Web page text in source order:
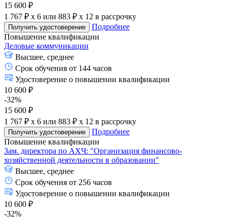
15 600 ₽
1 767 ₽ x 6 или 883 ₽ x 12 в рассрочку
Получить удостоверение
Подробнее
Повышение квалификации
Деловые коммуникации
Высшее, среднее
Срок обучения от 144 часов
Удостоверение о повышении квалификации
10 600 ₽
-32%
15 600 ₽
1 767 ₽ x 6 или 883 ₽ x 12 в рассрочку
Получить удостоверение
Подробнее
Повышение квалификации
Зам. директора по АХЧ: "Организация финансово-
хозяйственной деятельности в образовании"
Высшее, среднее
Срок обучения от 256 часов
Удостоверение о повышении квалификации
10 600 ₽
-32%